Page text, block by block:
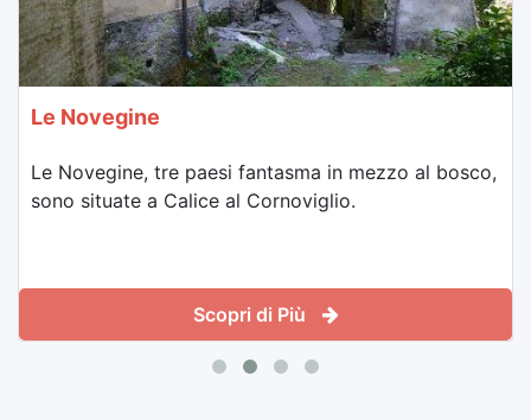
Le Novegine
Le Novegine, tre paesi fantasma in mezzo al bosco,
sono situate a Calice al Cornoviglio.
Scopri di Più